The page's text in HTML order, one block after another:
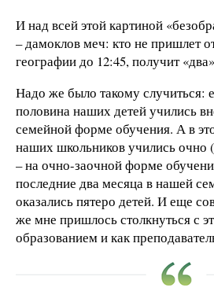
И над всей этой картиной
– дамоклов меч: кто не пришлет
географии до 12:45, получит
Надо же было такому
половина наших детей учились
семейной форме обучения. А в
наших школьников учились
– на очно-заочной форме
последние два месяца в нашей
оказались пятеро детей. И еще
же мне пришлось столкнуться с
образованием и как